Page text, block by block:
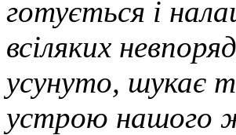
готується і
всіляких
усунуто, шукає
устрою нашого